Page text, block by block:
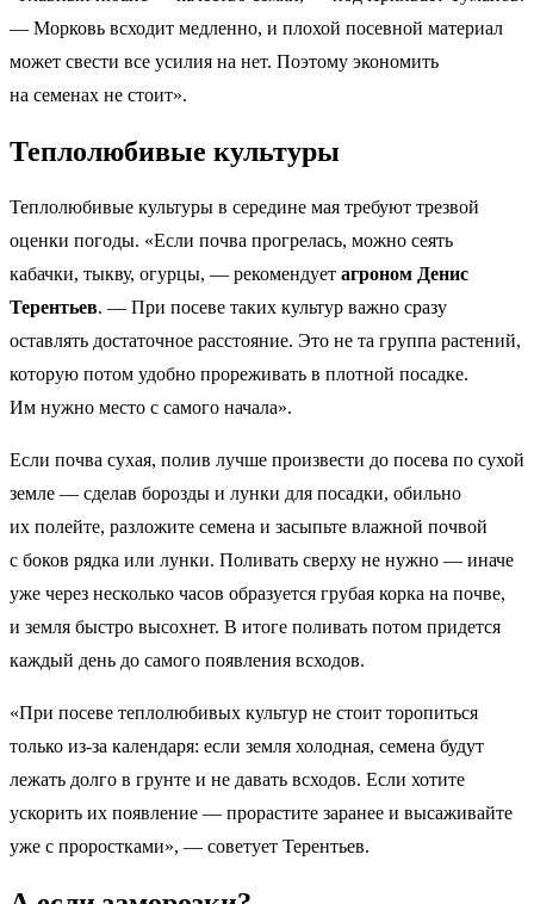
— Морковь всходит медленно, и плохой посевной материал
может свести все усилия на нет. Поэтому экономить
на семенах не стоит».
Теплолюбивые культуры
Теплолюбивые культуры в середине мая требуют трезвой
оценки погоды. «Если почва прогрелась, можно сеять
кабачки, тыкву, огурцы, — рекомендует агроном Денис
Терентьев. — При посеве таких культур важно сразу
оставлять достаточное расстояние. Это не та группа растений,
которую потом удобно прореживать в плотной посадке.
Им нужно место с самого начала».
Если почва сухая, полив лучше произвести до посева по сухой
земле — сделав борозды и лунки для посадки, обильно
их полейте, разложите семена и засыпьте влажной почвой
с боков рядка или лунки. Поливать сверху не нужно — иначе
уже через несколько часов образуется грубая корка на почве,
и земля быстро высохнет. В итоге поливать потом придется
каждый день до самого появления всходов.
«При посеве теплолюбивых культур не стоит торопиться
только из-за календаря: если земля холодная, семена будут
лежать долго в грунте и не давать всходов. Если хотите
ускорить их появление — прорастите заранее и высаживайте
уже с проростками», — советует Терентьев.